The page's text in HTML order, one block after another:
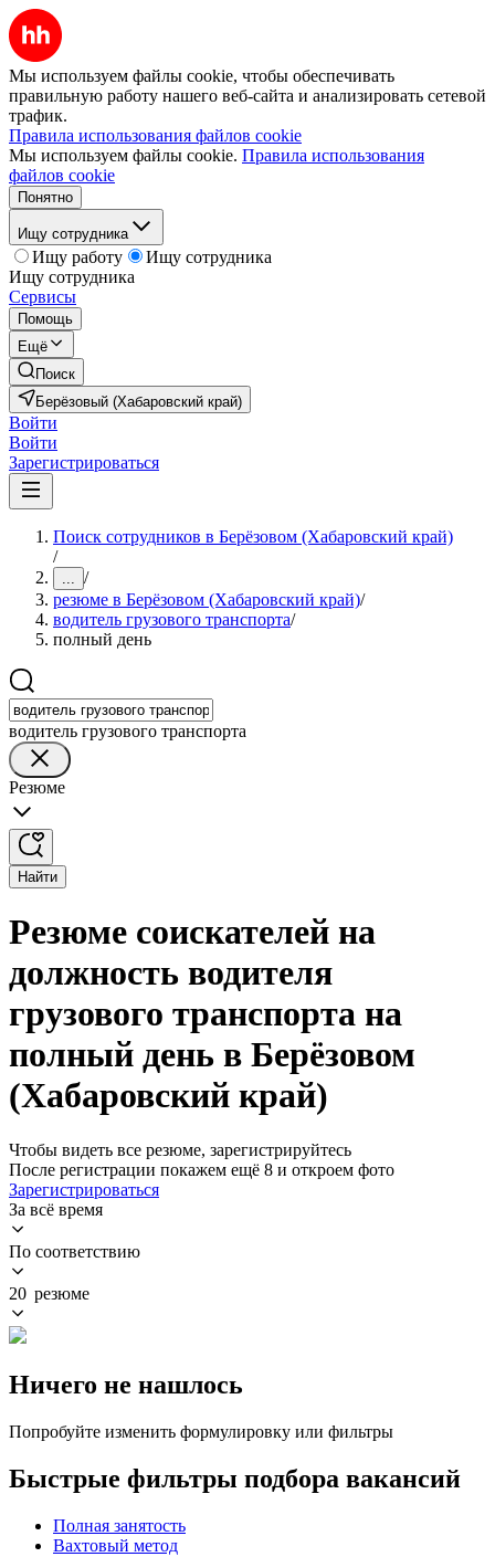
Мы используем файлы cookie, чтобы обеспечивать
правильную работу нашего веб-сайта и анализировать сетевой
трафик.
Правила использования файлов cookie
Мы используем файлы cookie. Правила использования
файлов cookie
Понятно
Ищу сотрудника
Ищу работу
Ищу сотрудника
Ищу сотрудника
Сервисы
Помощь
Ещё
Поиск
Берёзовый (Хабаровский край)
Войти
Войти
Зарегистрироваться
Поиск сотрудников в Берёзовом (Хабаровский край)
/
... /
резюме в Берёзовом (Хабаровский край)/
водитель грузового транспорта/
полный день
водитель грузового транспорта
Резюме
Найти
Резюме соискателей на
должность водителя
грузового транспорта на
полный день в Берёзовом
(Хабаровский край)
Чтобы видеть все резюме, зарегистрируйтесь
После регистрации покажем ещё 8 и откроем фото
Зарегистрироваться
За всё время
По соответствию
20 резюме
Ничего не нашлось
Попробуйте изменить формулировку или фильтры
Быстрые фильтры подбора вакансий
Полная занятость
Вахтовый метод